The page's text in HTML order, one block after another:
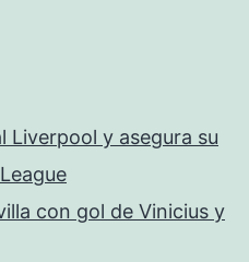
Liverpool y asegura su
con gol de Vinicius y